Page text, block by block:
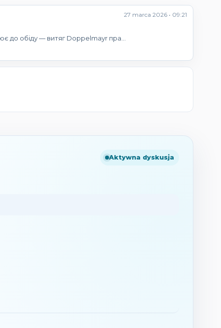
27 marca 2026 • 09:21
до обіду — витяг Doppelmayr пра…
Aktywna dyskusja